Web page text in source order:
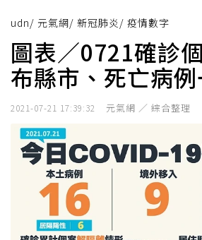
udn/ 元氣網/ 新冠肺炎 / 疫情數字
圖表／0721確診
布縣市、死亡病
2021-07-21 17:39:32 元氣網 ／ 綜合整理